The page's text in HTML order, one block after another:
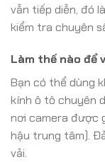
vẫn tiếp diễn, đó
kiểm tra chuyên
Làm thế nào để
Bạn có thể dùng
kính ô tô chuyên
nơi camera được
hậu trung tâm).
vải.